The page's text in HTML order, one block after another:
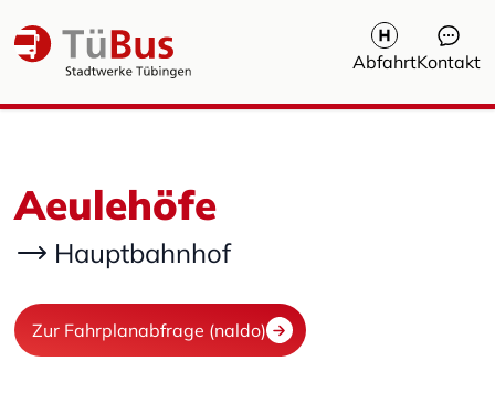
AbfahrtKontakt
Aeulehöfe
Hauptbahnhof
Zur Fahrplanabfrage (naldo)